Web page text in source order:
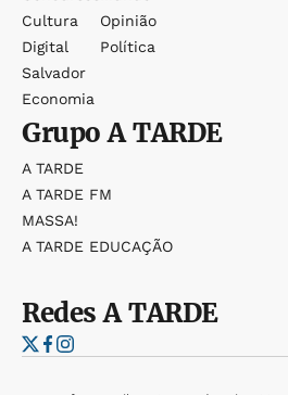
Cultura
Digital
Salvador
Economia
Opinião
Política
GrupoA TARDE
A TARDE
A TARDE FM
MASSA!
A TARDE EDUCAÇÃO
RedesA TARDE